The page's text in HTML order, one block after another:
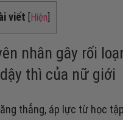
viết Hiện
nhân gây rối
thì của nữ giới
thẳng, áp lực từ học